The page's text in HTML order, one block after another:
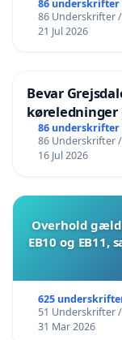
86 underskrifter
86 Underskrifter
21 Jul 2026
Bevar
køreledninger
86 underskrifter
86 Underskrifter
16 Jul 2026
Overhold
EB10 og EB11,
625
51 Underskrifter
31 Mar 2026